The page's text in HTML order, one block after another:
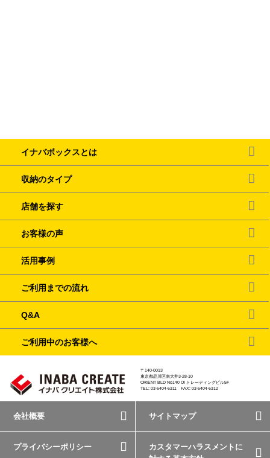
イナバボックスとは
収納のタイプ
店舗を探す
お客様の声
活用事例
ご利用までの流れ
Q&A
ご利用中のお客様へ
〒140-0013
東京都品川区南大井3-28-10
ORIENT BLD No140 OI トレーディングビル5F
TEL: 03-6404-6311 FAX: 03-6404-6312
会社概要 サイトマップ
プライバシーポリシー
カスタマーハラスメントに